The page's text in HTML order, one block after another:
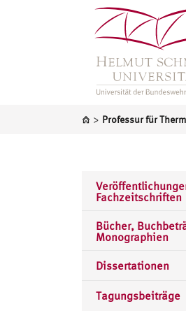
> Professur für
Fachzeitschriften
Professur für
Bücher,
Monographien
Prof. K. Meier
Dr. R. Hellmann
Dissertationen
Prof. K. Meier
Tagungsbeiträge